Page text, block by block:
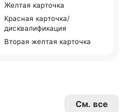
Желтая карточка
Красная карточка/
дисквалификация
Вторая желтая карточка
См. все